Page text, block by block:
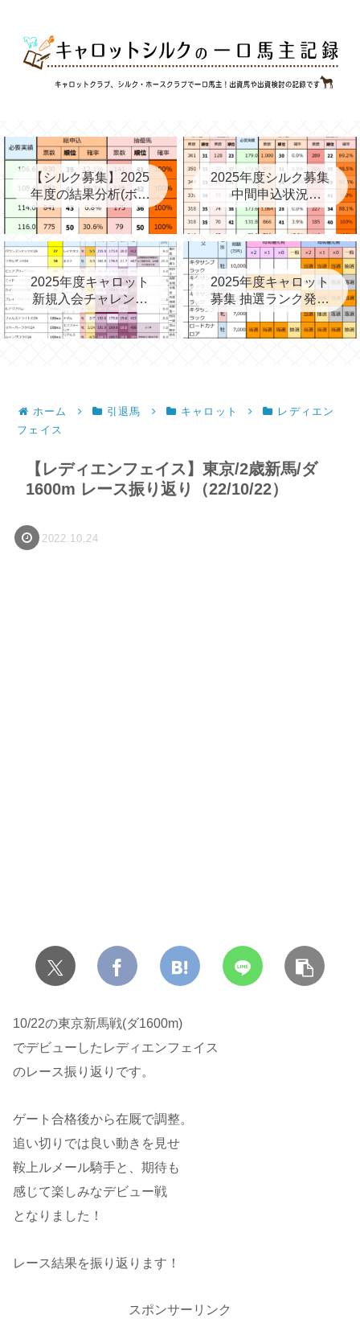
【シルク募集】2025
年度の結果分析(ボー
ダー、確率、昨年度
との比較など)
2025年度シルク募集
中間申込状況
②(08/06)と昨年の中
間③→最終
2025年度キャロット
新規入会チャレンジ
と第2次募集を考える
2025年度キャロット
募集 抽選ランク発表
(09/11)
ホーム 引退馬 キャロット
レディエン
フェイス
【レディエンフェイス】東京/2歳新馬/ダ
1600m レース振り返り（22/10/22）
2022.10.24
10/22の東京新馬戦(ダ1600m)
でデビューしたレディエンフェイス
のレース振り返りです。
ゲート合格後から在厩で調整。
追い切りでは良い動きを見せ
鞍上ルメール騎手と、期待も
感じて楽しみなデビュー戦
となりました！
レース結果を振り返ります！
スポンサーリンク